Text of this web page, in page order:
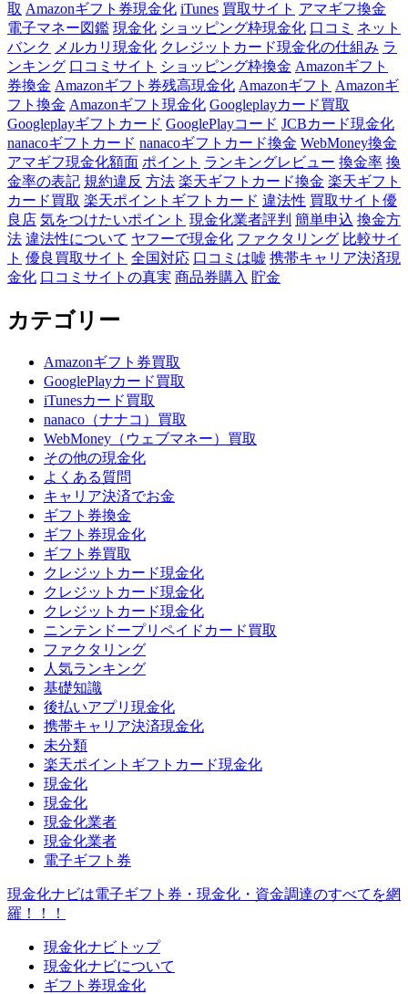
取 Amazonギフト券現金化 iTunes 買取サイト アマギフ換金
電子マネー図鑑 現金化 ショッピング枠現金化 口コミ ネット
バンク メルカリ現金化 クレジットカード現金化の仕組み ラ
ンキング 口コミサイト ショッピング枠換金 Amazonギフト
券換金 Amazonギフト券残高現金化 Amazonギフト Amazonギ
フト換金 Amazonギフト現金化 Googleplayカード買取
Googleplayギフトカード GooglePlayコード JCBカード現金化
nanacoギフトカード nanacoギフトカード換金 WebMoney換金
アマギフ現金化額面 ポイント ランキングレビュー 換金率 換
金率の表記 規約違反 方法 楽天ギフトカード換金 楽天ギフト
カード買取 楽天ポイントギフトカード 違法性 買取サイト優
良店 気をつけたいポイント 現金化業者評判 簡単申込 換金方
法 違法性について ヤフーで現金化 ファクタリング 比較サイ
ト 優良買取サイト 全国対応 口コミは嘘 携帯キャリア決済現
金化 口コミサイトの真実 商品券購入 貯金
カテゴリー
Amazonギフト券買取
GooglePlayカード買取
iTunesカード買取
nanaco（ナナコ）買取
WebMoney（ウェブマネー）買取
その他の現金化
よくある質問
キャリア決済でお金
ギフト券換金
ギフト券現金化
ギフト券買取
クレジットカード現金化
クレジットカード現金化
クレジットカード現金化
ニンテンドープリペイドカード買取
ファクタリング
人気ランキング
基礎知識
後払いアプリ現金化
携帯キャリア決済現金化
未分類
楽天ポイントギフトカード現金化
現金化
現金化
現金化業者
現金化業者
電子ギフト券
現金化ナビは電子ギフト券・現金化・資金調達のすべてを網
羅！！！
現金化ナビトップ
現金化ナビについて
ギフト券現金化